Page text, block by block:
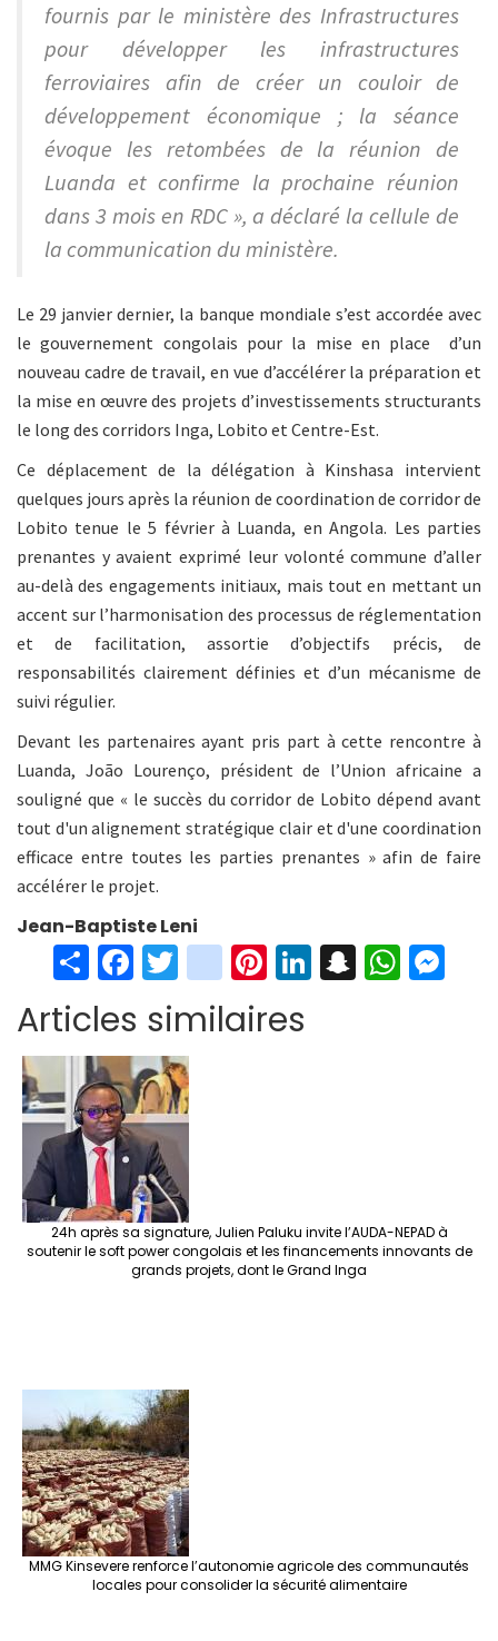
fournis par le ministère des Infrastructures
pour développer les infrastructures
ferroviaires afin de créer un couloir de
développement économique ; la séance
évoque les retombées de la réunion de
Luanda et confirme la prochaine réunion
dans 3 mois en RDC », a déclaré la cellule de
la communication du ministère.
Le 29 janvier dernier, la banque mondiale s’est accordée avec
le gouvernement congolais pour la mise en place d’un
nouveau cadre de travail, en vue d’accélérer la préparation et
la mise en œuvre des projets d’investissements structurants
le long des corridors Inga, Lobito et Centre-Est.
Ce déplacement de la délégation à Kinshasa intervient
quelques jours après la réunion de coordination de corridor de
Lobito tenue le 5 février à Luanda, en Angola. Les parties
prenantes y avaient exprimé leur volonté commune d’aller
au-delà des engagements initiaux, mais tout en mettant un
accent sur l’harmonisation des processus de réglementation
et de facilitation, assortie d’objectifs précis, de
responsabilités clairement définies et d’un mécanisme de
suivi régulier.
Devant les partenaires ayant pris part à cette rencontre à
Luanda, João Lourenço, président de l’Union africaine a
souligné que « le succès du corridor de Lobito dépend avant
tout d'un alignement stratégique clair et d'une coordination
efficace entre toutes les parties prenantes » afin de faire
accélérer le projet.
Jean-Baptiste Leni
S
h
ar
e
Fa
ce
b
o
o
k
T
wi
tt
er
in
st
ag
Pi
er
Li S W
Articles similaires
24h après sa signature, Julien Paluku invite l’AUDA-NEPAD à
soutenir le soft power congolais et les financements innovants de
grands projets, dont le Grand Inga
MMG Kinsevere renforce l’autonomie agricole des communautés
locales pour consolider la sécurité alimentaire